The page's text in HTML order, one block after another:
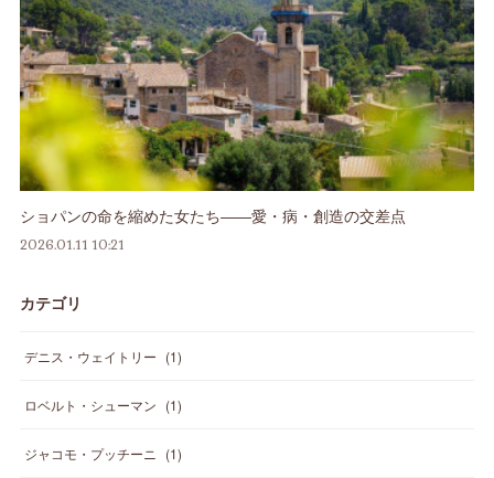
ショパンの命を縮めた女たち――愛・病・創造の交差点
2026.01.11 10:21
カテゴリ
デニス・ウェイトリー (1)
ロベルト・シューマン (1)
ジャコモ・プッチーニ (1)